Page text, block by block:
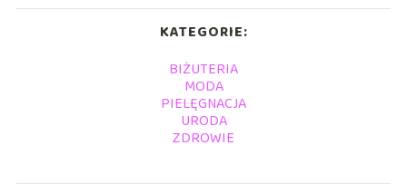
KATEGORIE:
BIŻUTERIA
MODA
PIELĘGNACJA
URODA
ZDROWIE